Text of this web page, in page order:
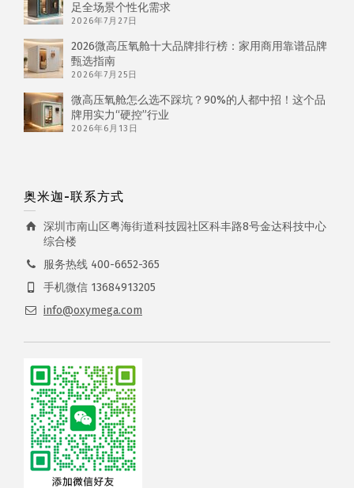
足全场景个性化需求
2026年7月27日
2026微高压氧舱十大品牌排行榜：家用商用靠谱品牌
甄选指南
2026年7月25日
微高压氧舱怎么选不踩坑？90%的人都中招！这个品
牌用实力“硬控”行业
2026年6月13日
奥米迦-联系方式
深圳市南山区粤海街道科技园社区科丰路8号金达科技中心
综合楼
服务热线 400-6652-365
手机微信 13684913205
info@oxymega.com